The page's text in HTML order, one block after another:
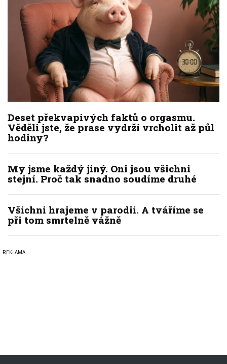
Deset překvapivých faktů o orgasmu.
Věděli jste, že prase vydrží vrcholit až půl
hodiny?
My jsme každý jiný. Oni jsou všichni
stejní. Proč tak snadno soudíme druhé
Všichni hrajeme v parodii. A tváříme se
při tom smrtelně vážně